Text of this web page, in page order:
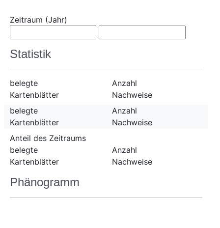
Zeitraum (Jahr)
Statistik
belegte
Kartenblätter
Anzahl
Nachweise
belegte
Kartenblätter
Anzahl
Nachweise
Anteil des Zeitraums
belegte
Kartenblätter
Anzahl
Nachweise
Phänogramm